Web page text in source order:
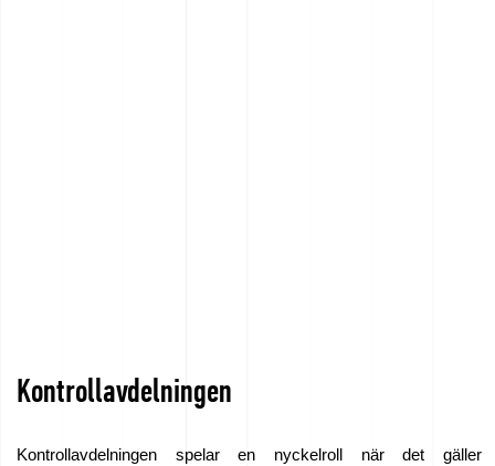
Kontrollavdelningen
Kontrollavdelningen spelar en nyckelroll när det gäller